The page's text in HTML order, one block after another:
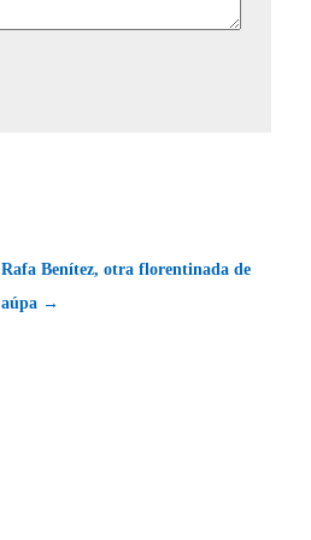
Rafa Benítez, otra florentinada de
aúpa →